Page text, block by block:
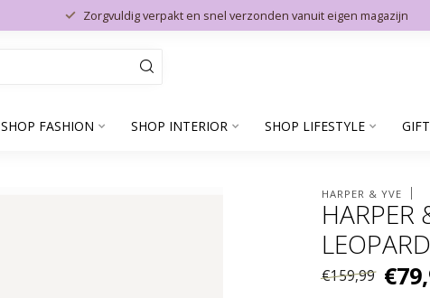
Zorgvuldig verpakt en snel verzonden vanuit eigen magazijn
SHOP FASHION SHOP INTERIOR SHOP LIFESTYLE
HARPER & YVE
HARPER
€159,99